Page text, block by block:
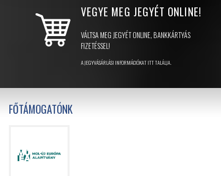
VEGYE MEG JEGYÉT ONLINE!
VÁLTSA MEG JEGYÉT ONLINE, BANKKÁRTYÁS
FIZETÉSSEL!
A JEGYVÁSÁRLÁSI INFORMÁCIÓKAT ITT TALÁLJA.
FŐTÁMOGATÓNK